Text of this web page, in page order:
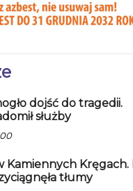
dojść do tragedii.
służby
Kamiennych Kręgach. II
tłumy